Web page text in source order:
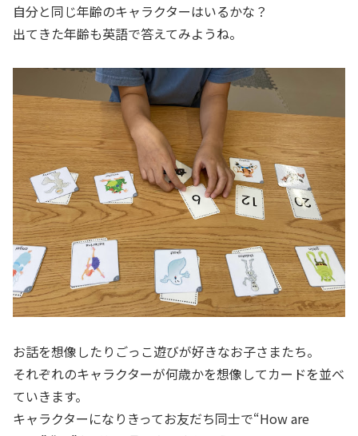
自分と同じ年齢のキャラクターはいるかな？
出てきた年齢も英語で答えてみようね。
お話を想像したりごっこ遊びが好きなお子さまたち。
それぞれのキャラクターが何歳かを想像してカードを並べ
ていきます。
キャラクターになりきってお友だち同士で“How are